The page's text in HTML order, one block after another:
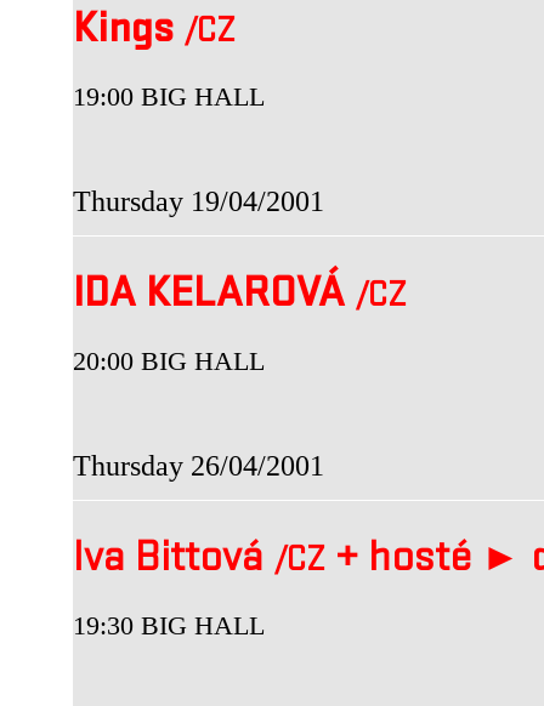
Kings /CZ
19:00 BIG HALL
Thursday 19/04/2001
IDA KELAROVÁ /CZ
20:00 BIG HALL
Thursday 26/04/2001
Iva Bittová /CZ + hosté ►
19:30 BIG HALL